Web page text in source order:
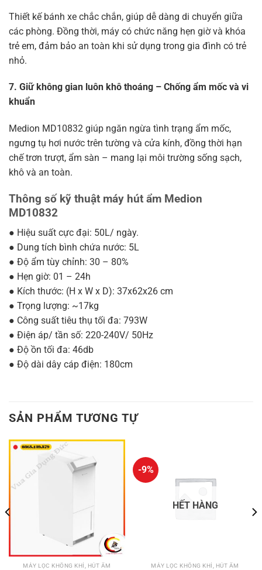
Thiết kế bánh xe chắc chắn, giúp dễ dàng di chuyển giữa
các phòng. Đồng thời, máy có chức năng hẹn giờ và khóa
trẻ em, đảm bảo an toàn khi sử dụng trong gia đình có trẻ
nhỏ.
7. Giữ không gian luôn khô thoáng – Chống ẩm mốc và vi
khuẩn
Medion MD10832 giúp ngăn ngừa tình trạng ẩm mốc,
ngưng tụ hơi nước trên tường và cửa kính, đồng thời hạn
chế trơn trượt, ẩm sàn – mang lại môi trường sống sạch,
khô và an toàn.
Thông số kỹ thuật máy hút ẩm Medion
MD10832
● Hiệu suất cực đại: 50L/ ngày.
● Dung tích bình chứa nước: 5L
● Độ ẩm tùy chỉnh: 30 – 80%
● Hẹn giờ: 01 – 24h
● Kích thước: (H x W x D): 37x62x26 cm
● Trọng lượng: ~17kg
● Công suất tiêu thụ tối đa: 793W
● Điện áp/ tần số: 220-240V/ 50Hz
● Độ ồn tối đa: 46db
● Độ dài dây cáp điện: 180cm
SẢN PHẨM TƯƠNG TỰ
MÁY LỌC KHÔNG KHÍ, HÚT ẨM
-9%
HẾT HÀNG
MÁY LỌC KHÔNG KHÍ, HÚT ẨM